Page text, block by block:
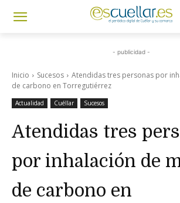
- publicidad -
Inicio Sucesos
Atendidas tres personas por
de carbono en Torregutiérrez
Actualidad Cuéllar Sucesos
Atendidas tres
por inhalación de
de carbono en